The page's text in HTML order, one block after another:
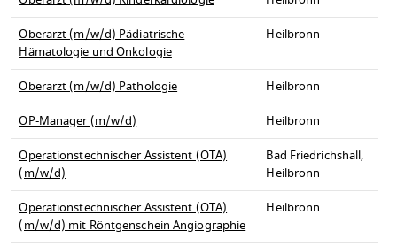
Oberarzt (m/w/d) Pädiatrische
Hämatologie und Onkologie
Heilbronn
Oberarzt (m/w/d) Pathologie
Heilbronn
OP-Manager (m/w/d)
Heilbronn
Operationstechnischer Assistent (OTA)
(m/w/d)
Bad Friedrichshall,
Heilbronn
Operationstechnischer Assistent (OTA)
(m/w/d) mit Röntgenschein Angiographie
Heilbronn